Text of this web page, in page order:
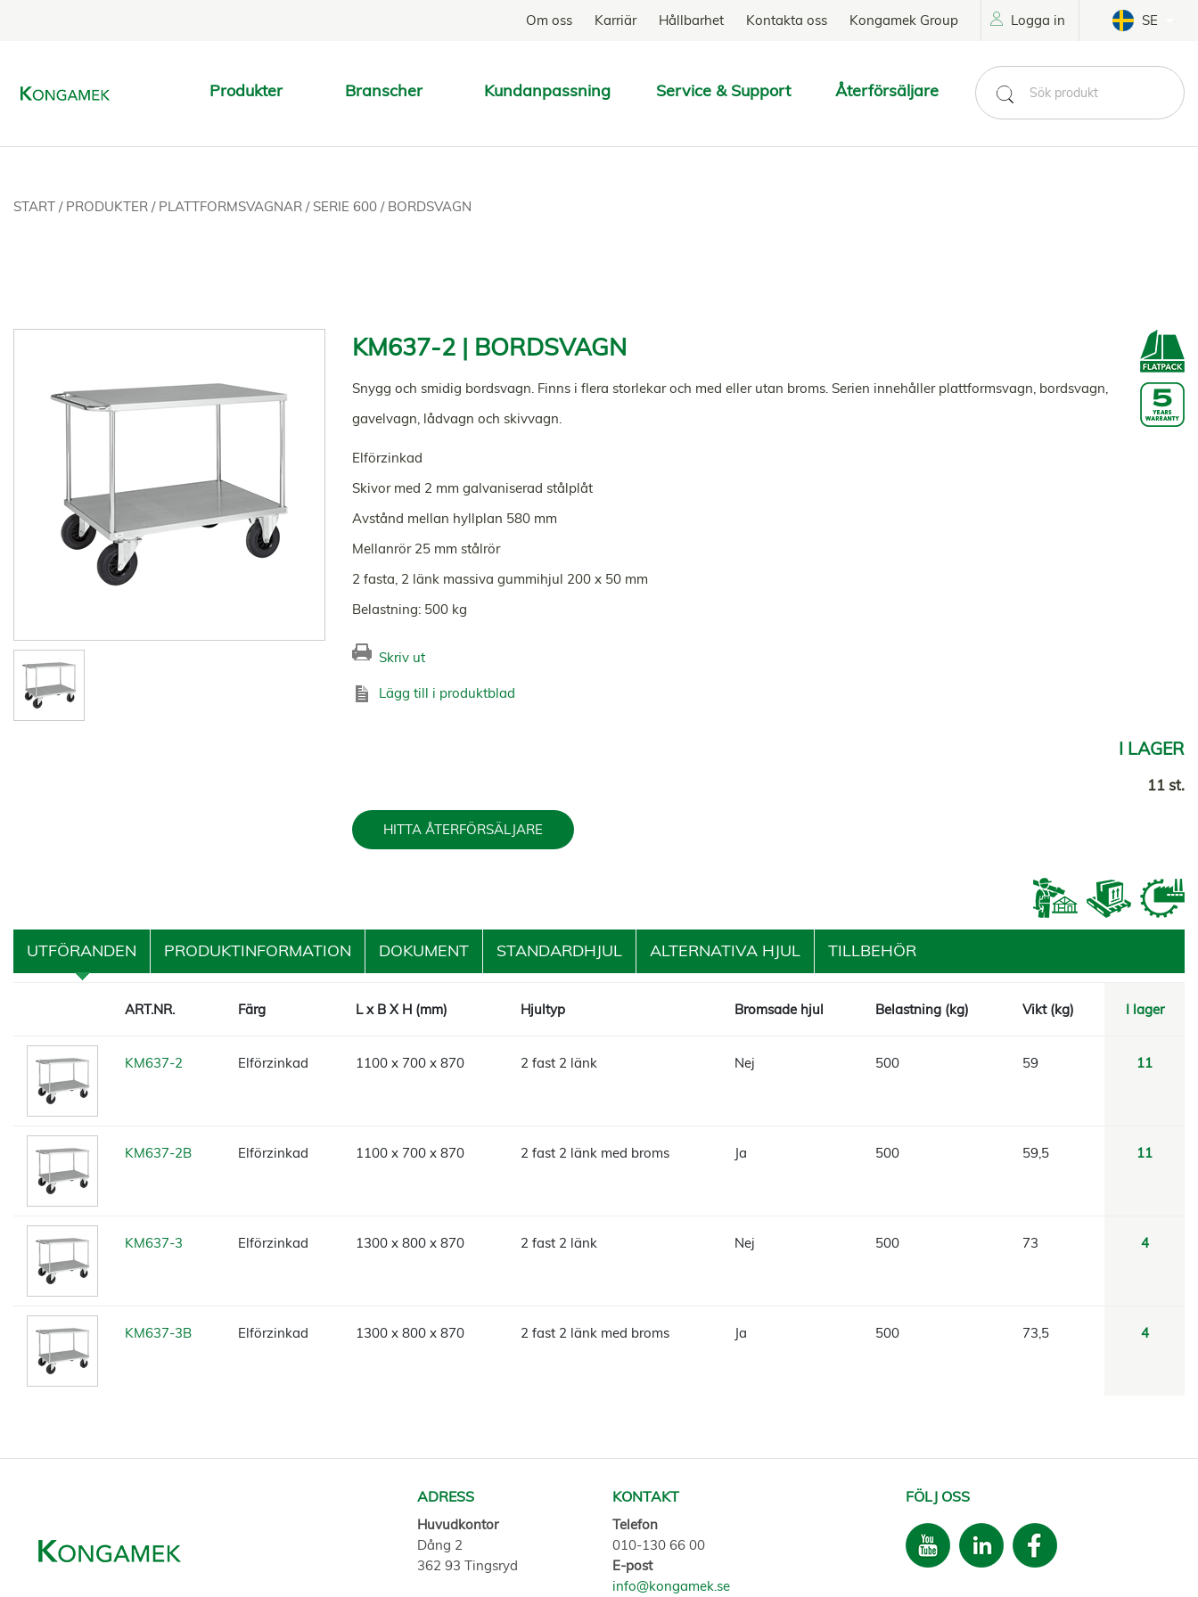
Om oss Karriär Hållbarhet Kontakta oss Kongamek Group Logga in SE
Produkter Branscher Kundanpassning Service & Support Återförsäljare
SÖK
START / PRODUKTER / PLATTFORMSVAGNAR / SERIE 600 / BORDSVAGN
KM637-2 | BORDSVAGN
Snygg och smidig bordsvagn. Finns i flera storlekar och med eller utan broms. Serien innehåller plattformsvagn, bordsvagn,
gavelvagn, lådvagn och skivvagn.
Elförzinkad
Skivor med 2 mm galvaniserad stålplåt
Avstånd mellan hyllplan 580 mm
Mellanrör 25 mm stålrör
2 fasta, 2 länk massiva gummihjul 200 x 50 mm
Belastning: 500 kg
Skriv ut
Lägg till i produktblad
I LAGER
11 st.
HITTA ÅTERFÖRSÄLJARE
UTFÖRANDEN PRODUKTINFORMATION DOKUMENT STANDARDHJUL ALTERNATIVA HJUL TILLBEHÖR
ART.NR. Färg L x B X H (mm) Hjultyp Bromsade hjul Belastning (kg) Vikt (kg) I lager
KM637-2 Elförzinkad 1100 x 700 x 870 2 fast 2 länk Nej 500 59 11
KM637-2B Elförzinkad 1100 x 700 x 870 2 fast 2 länk med broms Ja 500 59,5 11
KM637-3 Elförzinkad 1300 x 800 x 870 2 fast 2 länk Nej 500 73 4
KM637-3B Elförzinkad 1300 x 800 x 870 2 fast 2 länk med broms Ja 500 73,5 4
ADRESS
Huvudkontor
Dång 2
362 93 Tingsryd
KONTAKT
Telefon
010-130 66 00
E-post
info@kongamek.se
FÖLJ OSS